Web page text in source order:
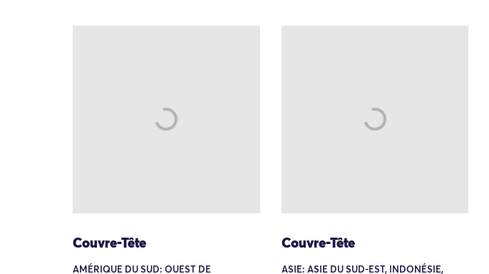
Couvre-Tête
AMÉRIQUE DU SUD: OUEST DE
Couvre-Tête
ASIE: ASIE DU SUD-EST, INDONÉSIE,